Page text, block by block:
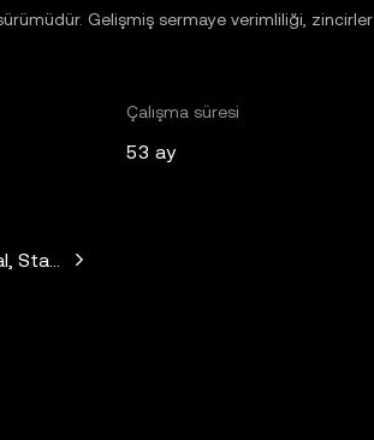
Gelişmiş sermaye verimliliği, zincirler
Çalışma süresi
53 ay
Standard Crypto, Blockchain.com